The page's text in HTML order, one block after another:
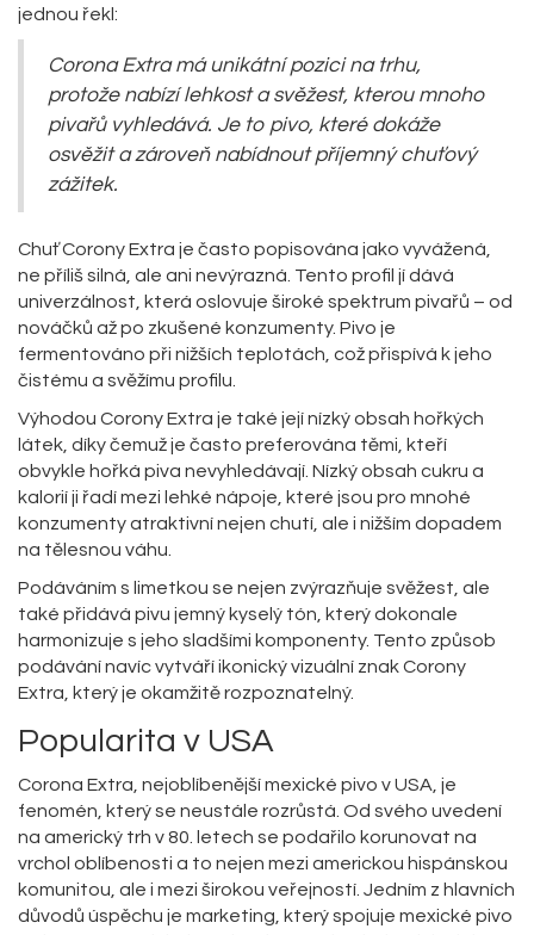
jednou řekl:
Corona Extra má unikátní pozici na trhu,
protože nabízí lehkost a svěžest, kterou mnoho
pivařů vyhledává. Je to pivo, které dokáže
osvěžit a zároveň nabídnout příjemný chuťový
zážitek.
Chuť Corony Extra je často popisována jako vyvážená,
ne příliš silná, ale ani nevýrazná. Tento profil jí dává
univerzálnost, která oslovuje široké spektrum pivařů – od
nováčků až po zkušené konzumenty. Pivo je
fermentováno při nižších teplotách, což přispívá k jeho
čistému a svěžímu profilu.
Výhodou Corony Extra je také její nízký obsah hořkých
látek, díky čemuž je často preferována těmi, kteří
obvykle hořká piva nevyhledávají. Nízký obsah cukru a
kalorií ji řadí mezi lehké nápoje, které jsou pro mnohé
konzumenty atraktivní nejen chutí, ale i nižším dopadem
na tělesnou váhu.
Podáváním s limetkou se nejen zvýrazňuje svěžest, ale
také přidává pivu jemný kyselý tón, který dokonale
harmonizuje s jeho sladšími komponenty. Tento způsob
podávání navíc vytváří ikonický vizuální znak Corony
Extra, který je okamžitě rozpoznatelný.
Popularita v USA
Corona Extra, nejoblíbenější mexické pivo v USA, je
fenomén, který se neustále rozrůstá. Od svého uvedení
na americký trh v 80. letech se podařilo korunovat na
vrchol oblíbenosti a to nejen mezi americkou hispánskou
komunitou, ale i mezi širokou veřejností. Jedním z hlavních
důvodů úspěchu je marketing, který spojuje mexické pivo